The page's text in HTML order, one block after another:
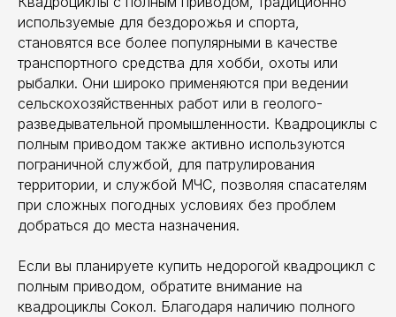
используемые для бездорожья и спорта,
становятся все более популярными в качестве
транспортного средства для хобби, охоты или
рыбалки. Они широко применяются при ведении
сельскохозяйственных работ или в геолого-
разведывательной промышленности. Квадроциклы с
полным приводом также активно используются
пограничной службой, для патрулирования
территории, и службой МЧС, позволяя спасателям
при сложных погодных условиях без проблем
добраться до места назначения.
Если вы планируете купить недорогой квадроцикл с
полным приводом, обратите внимание на
квадроциклы Сокол. Благодаря наличию полного